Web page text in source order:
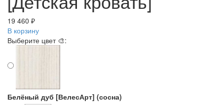
19 460 ₽
В корзину
Выберите цвет 🎨:
Белёный дуб [ВелесАрт] (сосна)